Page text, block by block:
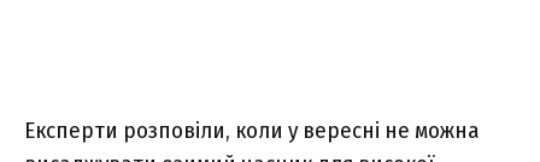
Експерти розповіли, коли у вересні не можна